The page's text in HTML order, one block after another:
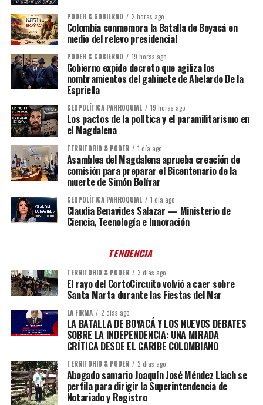
PODER & GOBIERNO 2 horas ago
Colombia conmemora la Batalla de Boyacá en
medio del relevo presidencial
PODER & GOBIERNO 19 horas ago
Gobierno expide decreto que agiliza los
nombramientos del gabinete de Abelardo De la
Espriella
GEOPOLÍTICA PARROQUIAL 19 horas ago
Los pactos de la política y el paramilitarismo en
el Magdalena
TERRITORIO & PODER 1 día ago
Asamblea del Magdalena aprueba creación de
comisión para preparar el Bicentenario de la
muerte de Simón Bolívar
GEOPOLÍTICA PARROQUIAL 1 día ago
Claudia Benavides Salazar — Ministerio de
Ciencia, Tecnología e Innovación
TENDENCIA
TERRITORIO & PODER 3 días ago
El rayo del CortoCircuito volvió a caer sobre
Santa Marta durante las Fiestas del Mar
LA FIRMA 2 días ago
LA BATALLA DE BOYACÁ Y LOS NUEVOS DEBATES
SOBRE LA INDEPENDENCIA: UNA MIRADA
CRÍTICA DESDE EL CARIBE COLOMBIANO
TERRITORIO & PODER 2 días ago
Abogado samario Joaquín José Méndez Llach se
perfila para dirigir la Superintendencia de
Notariado y Registro